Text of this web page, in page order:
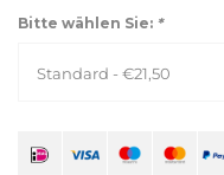
Bitte wählen Sie: *
Standard - €21,50